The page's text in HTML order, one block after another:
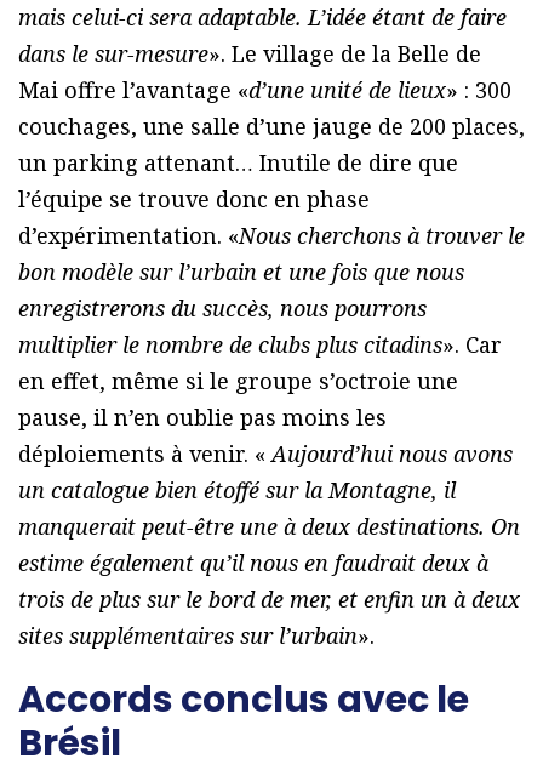
mais celui-ci sera adaptable. L’idée étant de faire
dans le sur-mesure». Le village de la Belle de
Mai offre l’avantage «d’une unité de lieux» : 300
couchages, une salle d’une jauge de 200 places,
un parking attenant… Inutile de dire que
l’équipe se trouve donc en phase
d’expérimentation. «Nous cherchons à trouver le
bon modèle sur l’urbain et une fois que nous
enregistrerons du succès, nous pourrons
multiplier le nombre de clubs plus citadins». Car
en effet, même si le groupe s’octroie une
pause, il n’en oublie pas moins les
déploiements à venir. « Aujourd’hui nous avons
un catalogue bien étoffé sur la Montagne, il
manquerait peut-être une à deux destinations. On
estime également qu’il nous en faudrait deux à
trois de plus sur le bord de mer, et enfin un à deux
sites supplémentaires sur l’urbain».
Accords conclus avec le
Brésil